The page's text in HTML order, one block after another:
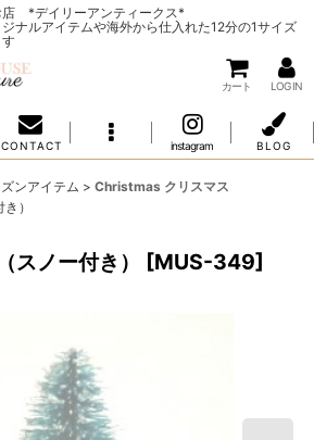
店 *デイリーアンティークス*
ナルアイテムや海外から仕入れた12分の1サイズ
カート LOG IN
C O N T A C T instagram B L O G
ンアイテム > Christmas クリスマス
）
スノー付き） [MUS-349]